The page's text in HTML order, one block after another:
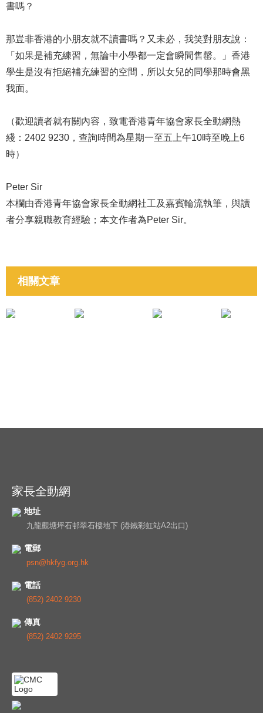
書嗎？
那豈非香港的小朋友就不讀書嗎？又未必，我笑對朋友說：
「如果是補充練習，無論中小學都一定會瞬間售罄。」香港
學生是沒有拒絕補充練習的空間，所以女兒的同學那時會黑
我面。
（歡迎讀者就有關內容，致電香港青年協會家長全動網熱
綫：2402 9230，查詢時間為星期一至五上午10時至晚上6
時）
Peter Sir
本欄由香港青年協會家長全動網社工及嘉賓輪流執筆，與讀
者分享親職教育經驗；本文作者為Peter Sir。
相關文章
培育子女成材
家長全動網
地址
九龍觀塘坪石邨翠石樓地下 (港鐵彩虹站A2出口)
電郵
psn@hkfyg.org.hk
電話
(852) 2402 9230
傳真
(852) 2402 9295